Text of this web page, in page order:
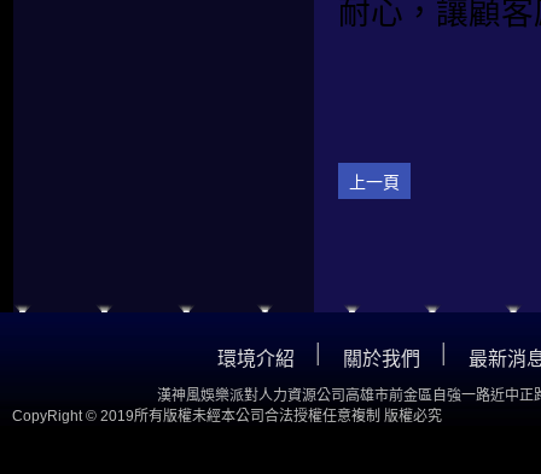
耐心，讓顧
上一頁
環境介紹 關於我們 最新消
漢神風娛樂派對人力資源公司高雄市前金區自強一路近中正
CopyRight © 2019所有版權未經本公司合法授權任意複制 版權必究